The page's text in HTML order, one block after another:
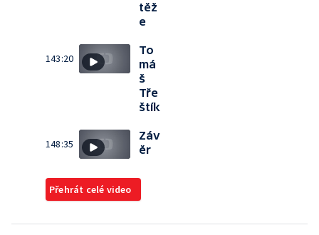
těž
e
143:20
To
má
š
Tře
štík
148:35
Záv
ěr
Přehrát celé video